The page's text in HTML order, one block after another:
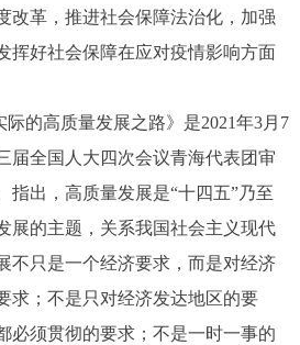
改革，推进社会保障法治化，加强
挥好社会保障在应对疫情影响方面
际的高质量发展之路》是2021年3月7
届全国人大四次会议青海代表团审
指出，高质量发展是“十四五”乃至
展的主题，关系我国社会主义现代
不只是一个经济要求，而是对经济
求；不是只对经济发达地区的要
必须贯彻的要求；不是一时一事的